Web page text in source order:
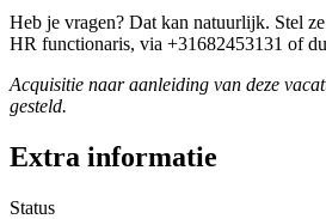
Heb je vragen? Dat kan natuurlijk. Stel
HR functionaris, via +31682453131 of
Acquisitie naar aanleiding van deze
gesteld.
Extra informatie
Status